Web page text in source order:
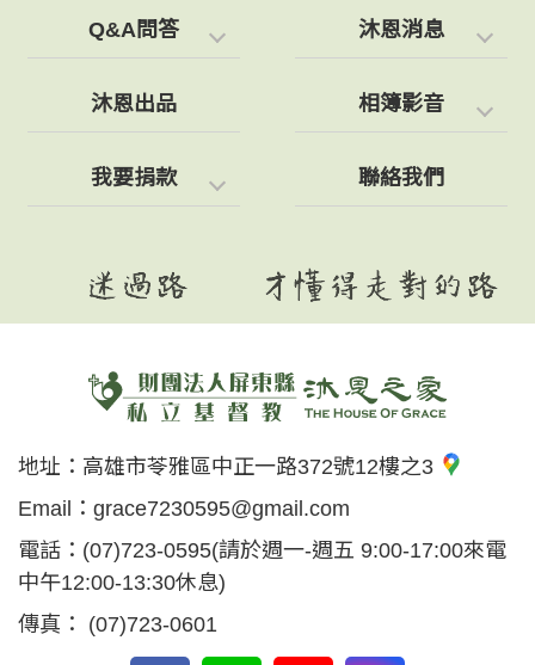
Q&A問答 沐恩消息
沐恩出品 相簿影音
我要捐款 聯絡我們
地址： 高雄市苓雅區中正一路372號12樓之3
Email： grace7230595@gmail.com
電話： (07)723-0595(請於週一-週五 9:00-17:00來電
中午12:00-13:30休息)
傳真：
(07)723-0601